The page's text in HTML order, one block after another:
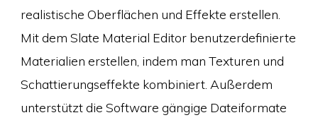
realistische Oberflächen und Effekte erstellen.
Mit dem Slate Material Editor benutzerdefinierte
Materialien erstellen, indem man Texturen und
Schattierungseffekte kombiniert. Außerdem
unterstützt die Software gängige Dateiformate